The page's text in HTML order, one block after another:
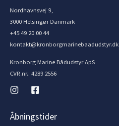
Nordhavnsvej 9,
3000 Helsingør Danmark
+45 49 20 00 44
kontakt@kronborgmarinebaadudstyr.dk
Kronborg Marine Bådudstyr ApS
CVR.nr.: 4289 2556
Åbningstider